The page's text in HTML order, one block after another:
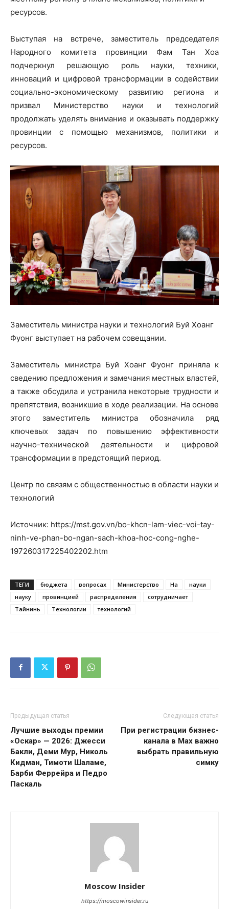
ресурсов.
Выступая на встрече, заместитель председателя
Народного комитета провинции Фам Тан Хоа
подчеркнул решающую роль науки, техники,
инноваций и цифровой трансформации в содействии
социально-экономическому развитию региона и
призвал Министерство науки и технологий
продолжать уделять внимание и оказывать поддержку
провинции с помощью механизмов, политики и
ресурсов.
Заместитель министра науки и технологий Буй Хоанг
Фуонг выступает на рабочем совещании.
Заместитель министра Буй Хоанг Фуонг приняла к
сведению предложения и замечания местных властей,
а также обсудила и устранила некоторые трудности и
препятствия, возникшие в ходе реализации. На основе
этого заместитель министра обозначила ряд
ключевых задач по повышению эффективности
научно-технической деятельности и цифровой
трансформации в предстоящий период.
Центр по связям с общественностью в области науки и
технологий
Источник: https://mst.gov.vn/bo-khcn-lam-viec-voi-tay-
ninh-ve-phan-bo-ngan-sach-khoa-hoc-cong-nghe-
197260317225402202.htm
ТЕГИ бюджета вопросах Министерство На
науки
науку
провинцией распределения
сотрудничает
Тайнинь
Технологии технологий
Предыдущая статья
Лучшие выходы премии
«Оскар» — 2026: Джесси
Бакли, Деми Мур, Николь
Кидман, Тимоти Шаламе,
Барби Феррейра и Педро
Паскаль
Следующая статья
При регистрации бизнес-
канала в Max важно
выбрать правильную
симку
Moscow Insider
https://moscowinsider.ru